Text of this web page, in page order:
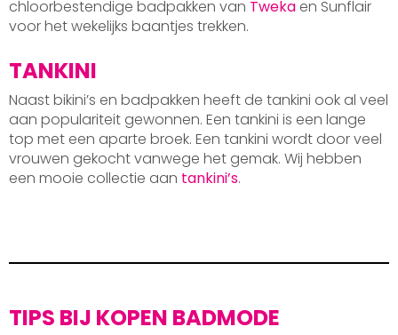
chloorbestendige badpakken van Tweka en Sunflair
voor het wekelijks baantjes trekken.
TANKINI
Naast bikini’s en badpakken heeft de tankini ook al veel
aan populariteit gewonnen. Een tankini is een lange
top met een aparte broek. Een tankini wordt door veel
vrouwen gekocht vanwege het gemak. Wij hebben
een mooie collectie aan tankini’s.
TIPS BIJ KOPEN BADMODE